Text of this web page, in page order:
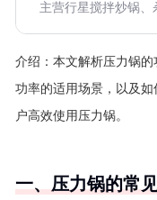
主营行星搅拌炒锅、
介绍： 本文解析压力锅的
功率的适用场景，以及
户高效使用压力锅。
一、压力锅的常